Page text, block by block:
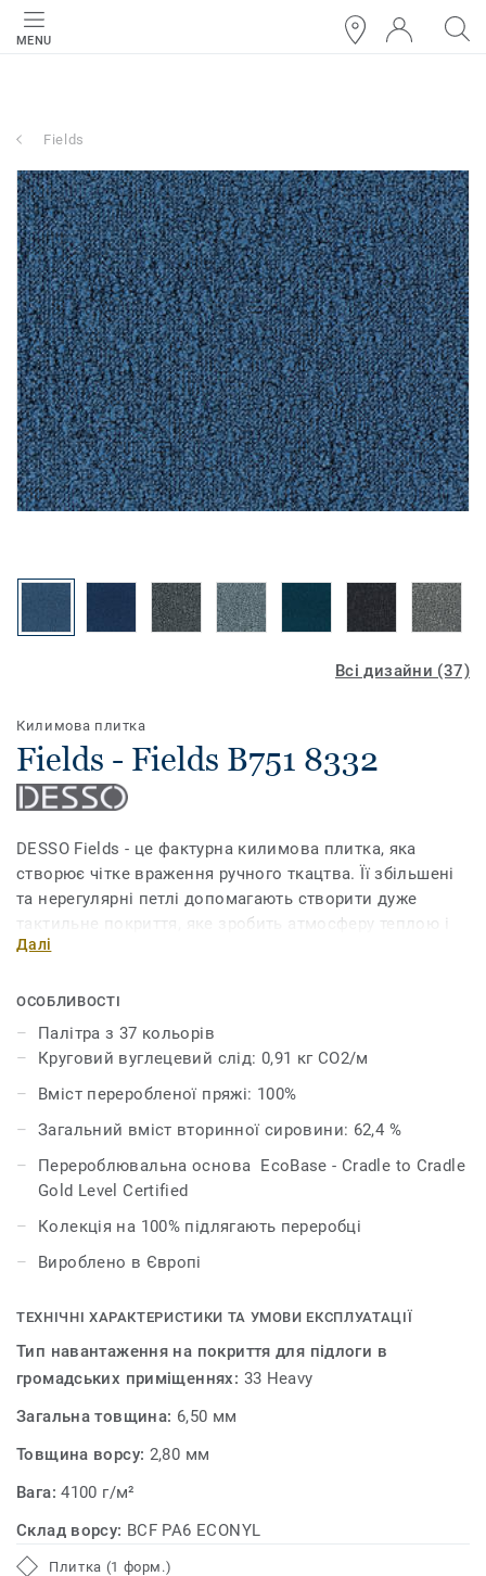
MENU
Fields
Всі дизайни (37)
Килимова плитка
Fields - Fields B751 8332
DESSO Fields - це фактурна килимова плитка, яка
створює чітке враження ручного ткацтва. Її збільшені
та нерегулярні петлі допомагають створити дуже
тактильне покриття, яке зробить атмосферу теплою і
гостинною. Сучасна палітра з 37 різних відтінків, які
результатів, дозволяє дизайнерам змішувати
різноманітні нейтральні тони або поєднувати яскраві
кольори з більш насиченими відтінками для
отримання багатого естетичного вигляду.
У поєднанні з DESSO Fuse взаємодоповнюючі відтінки
та текстури органічно переходять один в одного,
створюючи красиві простори.
Далі
ОСОБЛИВОСТІ
Палітра з 37 кольорів
Круговий вуглецевий слід: 0,91 кг CO2/м
Вміст переробленої пряжі: 100%
Загальний вміст вторинної сировини: 62,4 %
Перероблювальна основа EcoBase - Cradle to Cradle
Gold Level Certified
Колекція на 100% підлягають переробці
Вироблено в Європі
ТЕХНІЧНІ ХАРАКТЕРИСТИКИ ТА УМОВИ ЕКСПЛУАТАЦІЇ
Тип навантаження на покриття для підлоги в
громадських приміщеннях: 33 Heavy
Загальна товщина: 6,50 мм
Товщина ворсу: 2,80 мм
Вага:4100 г/м²
Склад ворсу: BCF PA6 ECONYL
Плитка (1 форм.)